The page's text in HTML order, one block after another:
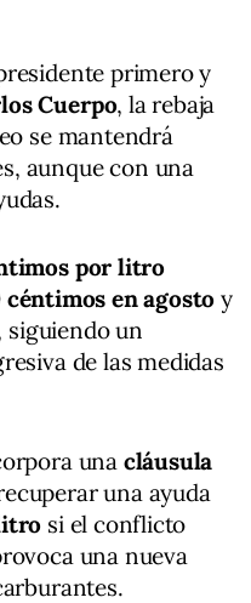
primero y
Cuerpo, la rebaja
se mantendrá
aunque con una
por litro
céntimos en agosto y
siguiendo un
de las medidas
una cláusula
una ayuda
si el conflicto
una nueva